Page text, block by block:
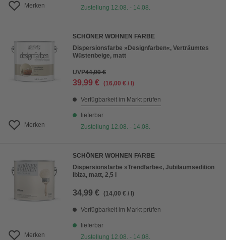
Merken
Zustellung 12.08. - 14.08.
Merken
SCHÖNER WOHNEN FARBE
Dispersionsfarbe »Designfarben«, Verträumtes
Wüstenbeige, matt
UVP44,99 €
39,99 € (16,00 € / l)
Verfügbarkeit im Markt prüfen
lieferbar
Zustellung 12.08. - 14.08.
Merken
SCHÖNER WOHNEN FARBE
Dispersionsfarbe »Trendfarbe«, Jubiläumsedition
Ibiza, matt, 2,5 l
34,99 € (14,00 € / l)
Verfügbarkeit im Markt prüfen
lieferbar
Zustellung 12.08. - 14.08.